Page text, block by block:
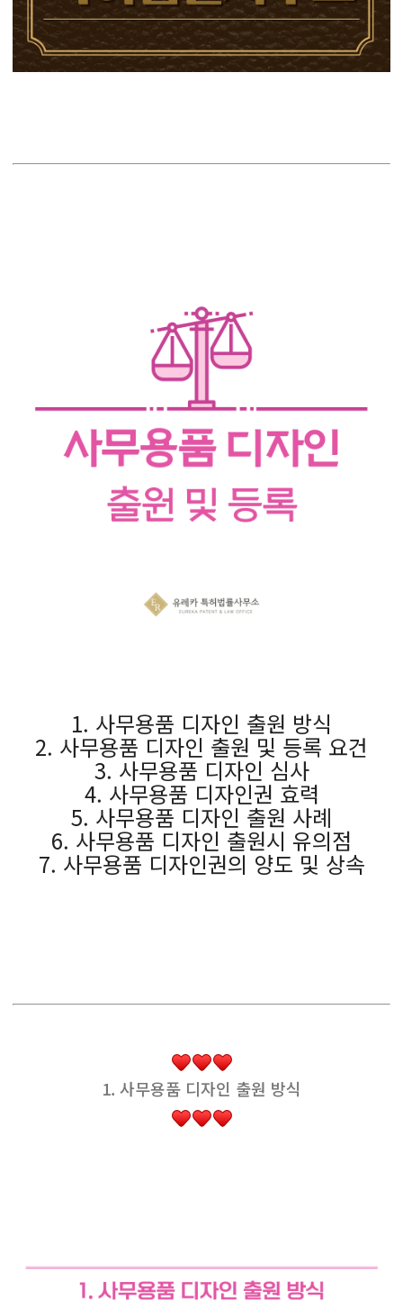
1. 사무용품 디자인 출원 방식
2. 사무용품 디자인 출원 및 등록 요건
3. 사무용품 디자인 심사
4. 사무용품 디자인권 효력
5. 사무용품 디자인 출원 사례
6. 사무용품 디자인 출원시 유의점
7. 사무용품 디자인권의 양도 및 상속
1. 사무용품 디자인 출원 방식